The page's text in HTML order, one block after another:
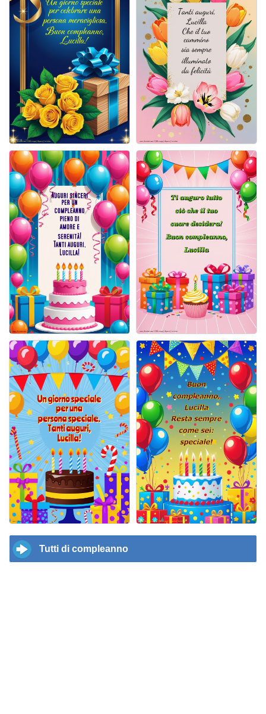
Accedi
Tutti di compleanno